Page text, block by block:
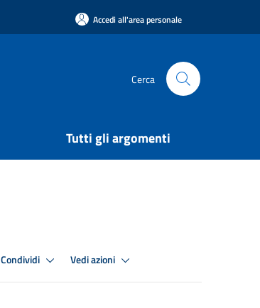
Accedi all'area personale
Cerca
Tutti gli argomenti
Condividi Vedi azioni